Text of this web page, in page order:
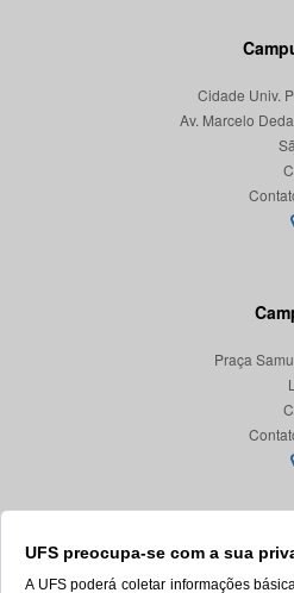
UFS preocupa-se com a sua
A UFS poderá coletar informações
Cidade Univ.
Av. Marcelo
Praça